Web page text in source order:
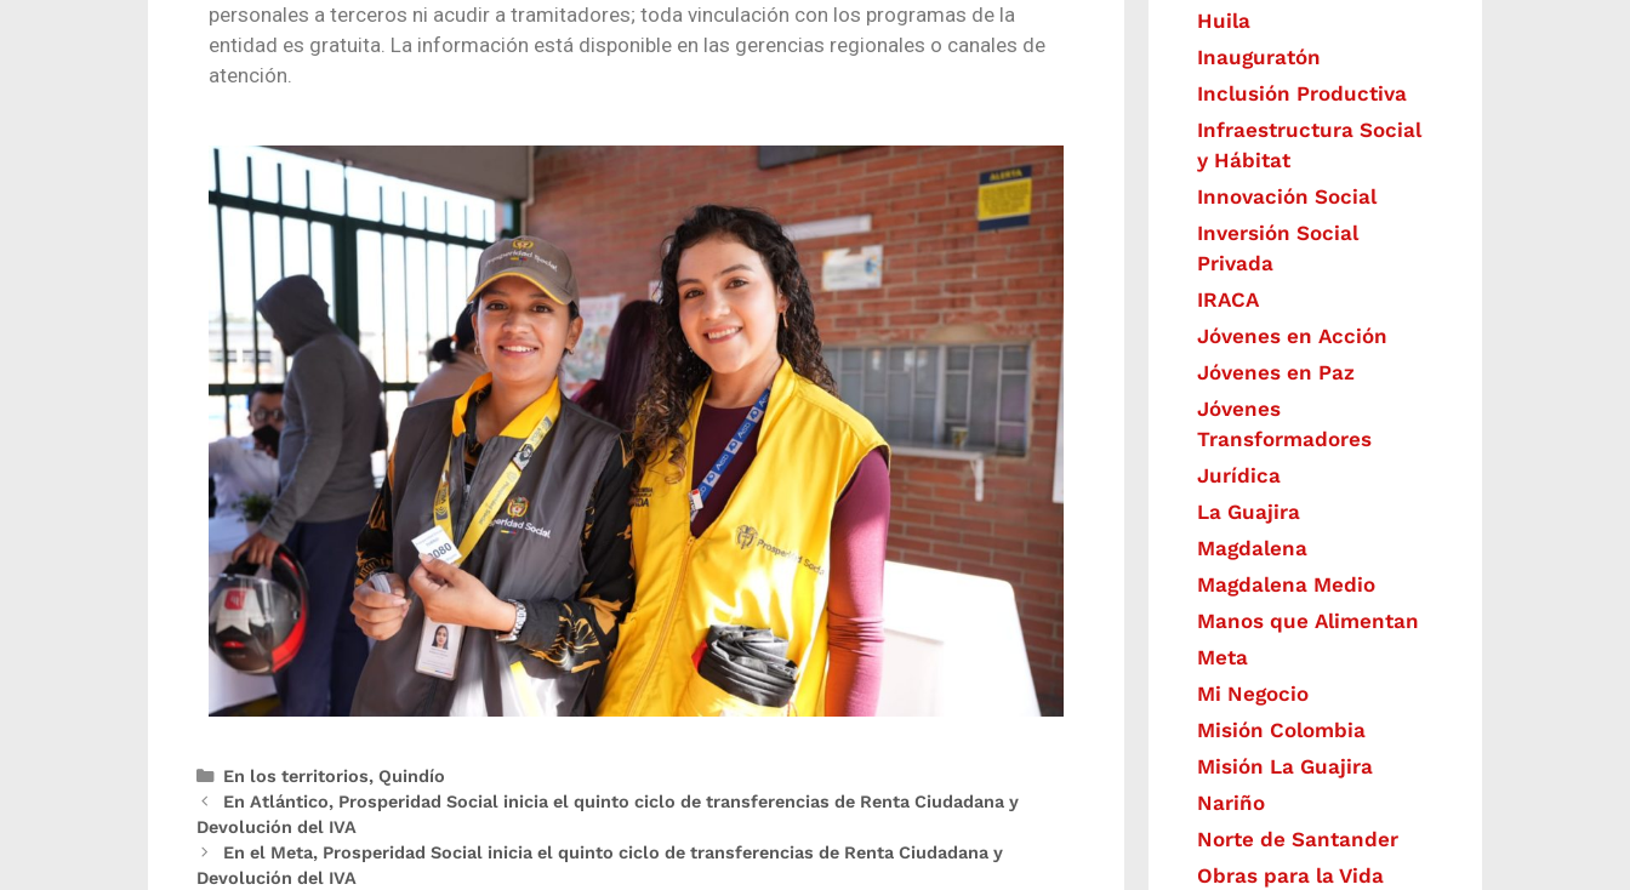
personales a terceros ni acudir a tramitadores; toda vinculación con los programas de la
entidad es gratuita. La información está disponible en las gerencias regionales o canales de
atención.
En los territorios, Quindío
En Atlántico, Prosperidad Social inicia el quinto ciclo de transferencias de Renta Ciudadana y
Devolución del IVA
En el Meta, Prosperidad Social inicia el quinto ciclo de transferencias de Renta Ciudadana y
Devolución del IVA
Huila
Inauguratón
Inclusión Productiva
Infraestructura Social
y Hábitat
​Innovación Social
Inversión Social
Privada
IRACA
Jóvenes en Acción
Jóvenes en Paz
Jóvenes
Transformadores
Jurídica
La Guajira
Magdalena
Magdalena Medio
Manos que Alimentan
Meta
Mi Negocio
Misión Colombia
Misión La Guajira
Nariño
Norte de Santander
Obras para la Vida